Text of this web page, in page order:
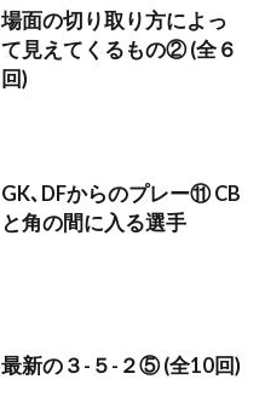
場面の切り取り方によっ
て見えてくるもの② (全６
回)
GK､DFからのプレー⑪ CB
と角の間に入る選手
最新の３-５-２⑤ (全10回)